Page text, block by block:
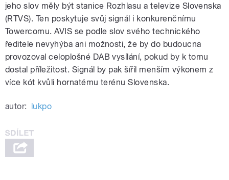
jeho slov měly být stanice Rozhlasu a televize Slovenska
(RTVS). Ten poskytuje svůj signál i konkurenčnímu
Towercomu. AVIS se podle slov svého technického
ředitele nevyhýba ani možnosti, že by do budoucna
provozoval celoplošné DAB vysílání, pokud by k tomu
dostal příležitost. Signál by pak šířil menším výkonem z
více kót kvůli hornatému terénu Slovenska.
autor: lukpo